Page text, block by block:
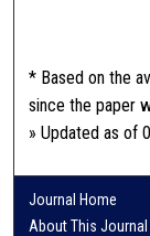
* Based on the
since the paper
» Updated as of
Journal Home
About This Journal